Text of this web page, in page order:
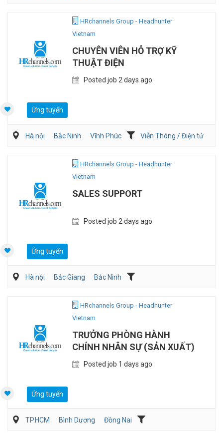
HRchannels Group - Headhunter
Vietnam
CHUYÊN VIÊN HỖ TRỢ KỸ
THUẬT ĐIỆN
Posted job 2 days ago
Ứng tuyển
Hà nội Bắc Ninh Vĩnh Phúc
Viễn Thông / Điện tử
HRchannels Group - Headhunter
Vietnam
SALES SUPPORT
Posted job 2 days ago
Ứng tuyển
Hà nội Bắc Giang
Bắc Ninh
HRchannels Group - Headhunter
Vietnam
TRƯỞNG PHÒNG HÀNH
CHÍNH NHÂN SỰ (SẢN XUẤT)
Posted job 1 days ago
Ứng tuyển
TP.HCM Bình Dương
Đồng Nai